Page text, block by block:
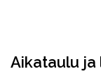
Aikataulu ja